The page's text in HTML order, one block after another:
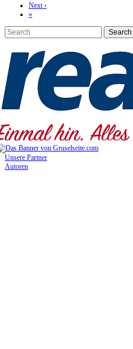
Next ›
»
Unsere Partner
Autoren